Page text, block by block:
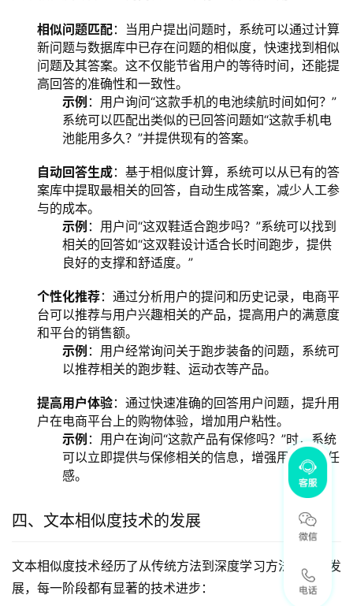
相似问题匹配：当用户提出问题时，系统可以通过计算
新问题与数据库中已存在问题的相似度，快速找到相似
问题及其答案。这不仅能节省用户的等待时间，还能提
高回答的准确性和一致性。
示例 ：用户询问“这款手机的电池续航时间如何？”
系统可以匹配出类似的已回答问题如“这款手机电
池能用多久？”并提供现有的答案。
自动回答生成：基于相似度计算，系统可以从已有的答
案库中提取最相关的回答，自动生成答案，减少人工参
与的成本。
示例 ：用户问“这双鞋适合跑步吗？”系统可以找到
相关的回答如“这双鞋设计适合长时间跑步，提供
良好的支撑和舒适度。”
个性化推荐：通过分析用户的提问和历史记录，电商平
台可以推荐与用户兴趣相关的产品，提高用户的满意度
和平台的销售额。
示例 ：用户经常询问关于跑步装备的问题，系统可
以推荐相关的跑步鞋、运动衣等产品。
提高用户体验：通过快速准确的回答用户问题，提升用
户在电商平台上的购物体验，增加用户粘性。
示例 ：用户在询问“这款产品有保修吗？”时，系统
可以立即提供与保修相关的信息，增强用户的信任
感。
四、文本相似度技术的发展
文本相似度技术经历了从传统方法到深度学习方法的快速发
展，每一阶段都有显著的技术进步：